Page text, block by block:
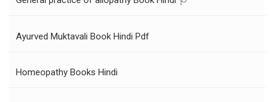
Ayurved Muktavali Book Hindi Pdf
Homeopathy Books Hindi